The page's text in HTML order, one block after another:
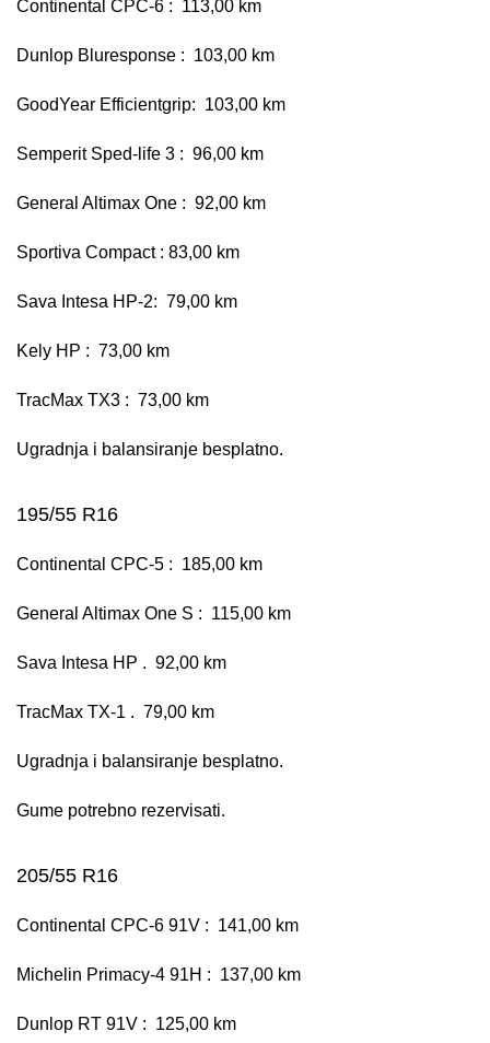
Continental CPC-6 : 113,00 km
Dunlop Bluresponse : 103,00 km
GoodYear Efficientgrip: 103,00 km
Semperit Sped-life 3 : 96,00 km
General Altimax One : 92,00 km
Sportiva Compact : 83,00 km
Sava Intesa HP-2: 79,00 km
Kely HP : 73,00 km
TracMax TX3 : 73,00 km
Ugradnja i balansiranje besplatno.
195/55 R16
Continental CPC-5 : 185,00 km
General Altimax One S : 115,00 km
Sava Intesa HP . 92,00 km
TracMax TX-1 . 79,00 km
Ugradnja i balansiranje besplatno.
Gume potrebno rezervisati.
205/55 R16
Continental CPC-6 91V : 141,00 km
Michelin Primacy-4 91H : 137,00 km
Dunlop RT 91V : 125,00 km